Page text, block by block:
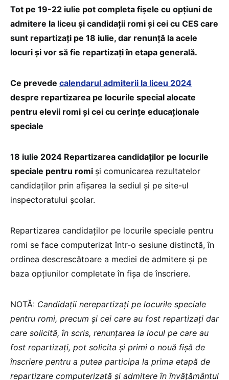
Tot pe 19-22 iulie pot completa fișele cu opțiuni de
admitere la liceu și candidații romi și cei cu CES care
sunt repartizați pe 18 iulie, dar renunță la acele
locuri și vor să fie repartizați în etapa generală.
Ce prevede calendarul admiterii la liceu 2024
despre repartizarea pe locurile special alocate
pentru elevii romi și cei cu cerințe educaționale
speciale
18 iulie 2024 Repartizarea candidaților pe locurile
speciale pentru romi și comunicarea rezultatelor
candidaților prin afișarea la sediul și pe site-ul
inspectoratului școlar.
Repartizarea candidaților pe locurile speciale pentru
romi se face computerizat într-o sesiune distinctă, în
ordinea descrescătoare a mediei de admitere și pe
baza opțiunilor completate în fișa de înscriere.
NOTĂ: Candidații nerepartizați pe locurile speciale
pentru romi, precum și cei care au fost repartizați dar
care solicită, în scris, renunțarea la locul pe care au
fost repartizați, pot solicita și primi o nouă fișă de
înscriere pentru a putea participa la prima etapă de
repartizare computerizată și admitere în învățământul